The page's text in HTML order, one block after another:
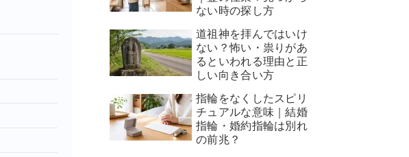
ない時の探し方
道祖神を拝んではいけ
ない？怖い・祟りがあ
るといわれる理由と正
しい向き合い方
指輪をなくしたスピリ
チュアルな意味｜結婚
指輪・婚約指輪は別れ
の前兆？